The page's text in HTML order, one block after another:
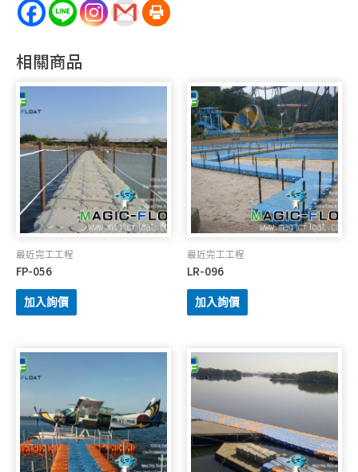
相關商品
最近完工工程
FP-056
加入詢價
最近完工工程
LR-096
加入詢價